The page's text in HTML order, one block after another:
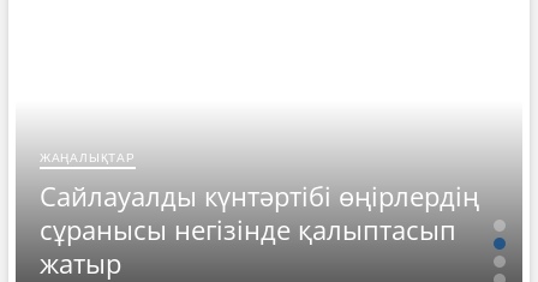
ЖАҢАЛЫҚТАР
Сайлауалды күнтәртібі өңірлердің
сұранысы негізінде қалыптасып
жатыр